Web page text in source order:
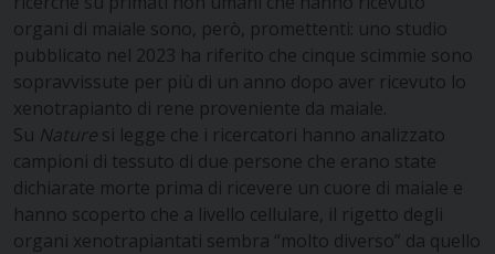
organi di maiale sono, però, promettenti: uno studio
pubblicato nel 2023 ha riferito che cinque scimmie sono
sopravvissute per più di un anno dopo aver ricevuto lo
xenotrapianto di rene proveniente da maiale.
Su Nature si legge che i ricercatori hanno analizzato
campioni di tessuto di due persone che erano state
dichiarate morte prima di ricevere un cuore di maiale e
hanno scoperto che a livello cellulare, il rigetto degli
organi xenotrapiantati sembra “molto diverso” da quello